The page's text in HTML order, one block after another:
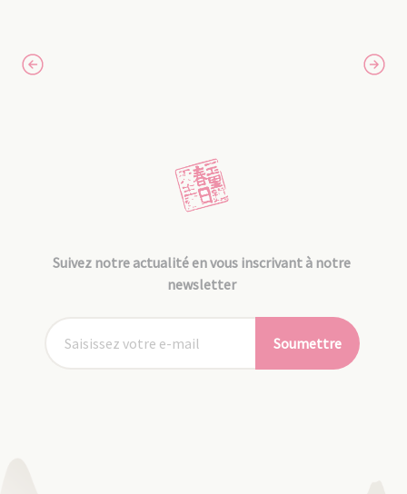
Suivez notre actualité en vous inscrivant à notre
newsletter
Soumettre